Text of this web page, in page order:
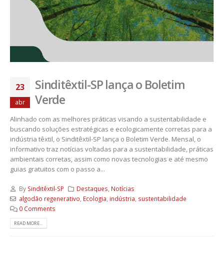
23
abr
Sinditêxtil-SP lança o Boletim
Verde
Alinhado com as melhores práticas visando a sustentabilidade e
buscando soluções estratégicas e ecologicamente corretas para a
indústria têxtil, o Sinditêxtil-SP lança o Boletim Verde. Mensal, o
informativo traz notícias voltadas para a sustentabilidade, práticas
ambientais corretas, assim como novas tecnologias e até mesmo
guias gratuitos com o passo a...
By Sinditêxtil-SP Destaques Notícias
algodão regenerativo Ecologia indústria sustentabilidade
0 Comments
READ MORE...